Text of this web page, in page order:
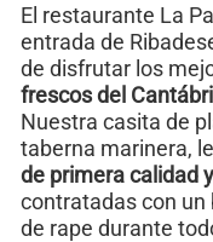
El restaurante La
entrada de
de disfrutar los
frescos del
Nuestra casita de
taberna marinera,
de primera calidad
contratadas con un
de rape durante